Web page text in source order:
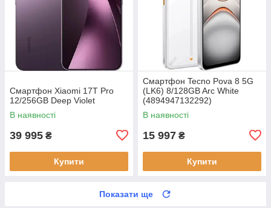
Смартфон Xiaomi 17T Pro
12/256GB Deep Violet
В наявності
39 995 ₴
Купити
Смартфон Tecno Pova 8 5G
(LK6) 8/128GB Arc White
(4894947132292)
В наявності
15 997 ₴
Купити
Показати ще